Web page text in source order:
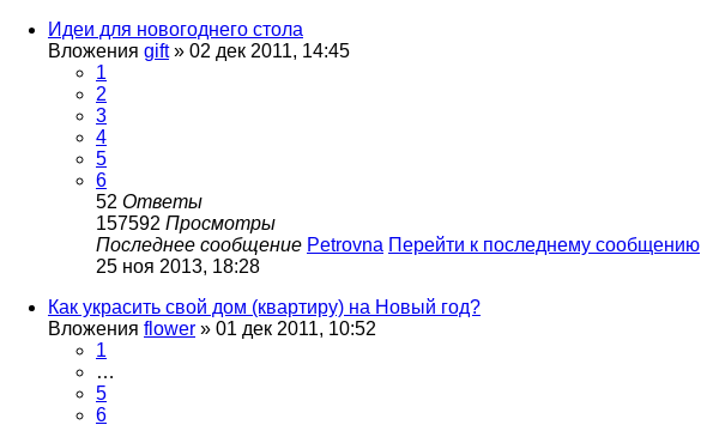
Идеи для новогоднего стола
Вложения gift» 02 дек 2011, 14:45
1
2
3
4
5
6
52 Ответы
157592 Просмотры
Последнее сообщение Petrovna Перейти к последнему сообщению
25 ноя 2013, 18:28
Как украсить свой дом (квартиру) на Новый год?
Вложения flower » 01 дек 2011, 10:52
1
…
5
6